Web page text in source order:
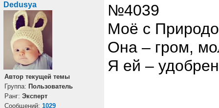
Dedusya
Автор текущей темы
Группа: Пользователь
Ранг: Эксперт
Cообщений: 1029
№4039
Моё с
Она – гром,
Я ей –